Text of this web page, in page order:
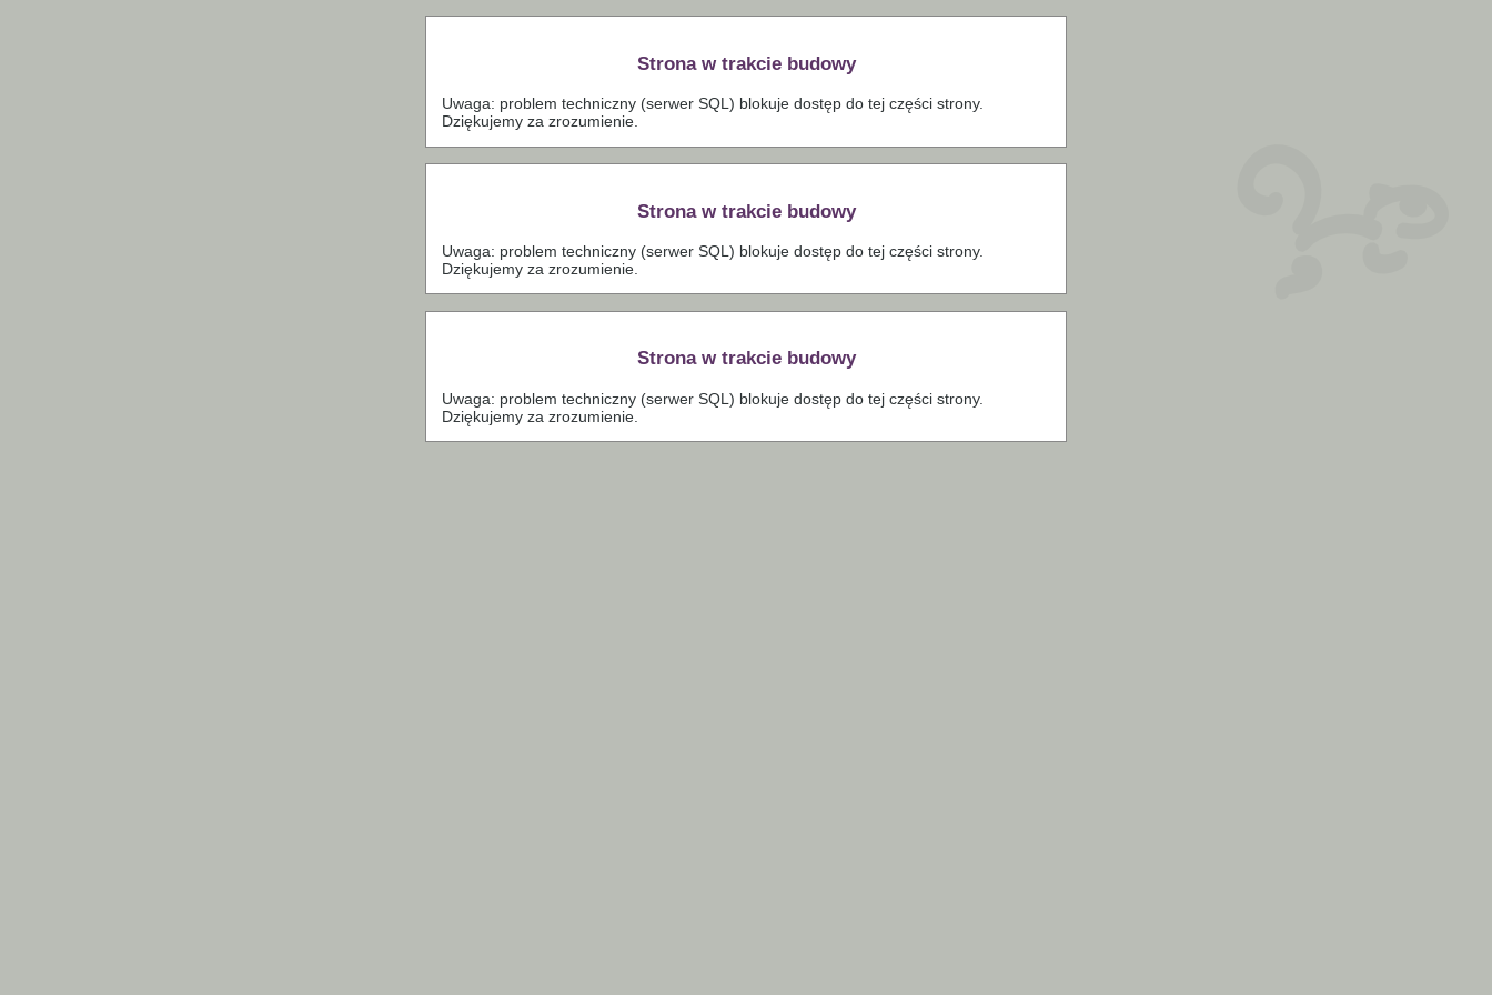
Strona w trakcie budowy
Uwaga: problem techniczny (serwer SQL) blokuje dostęp do tej części strony.
Dziękujemy za zrozumienie.
Strona w trakcie budowy
Uwaga: problem techniczny (serwer SQL) blokuje dostęp do tej części strony.
Dziękujemy za zrozumienie.
Strona w trakcie budowy
Uwaga: problem techniczny (serwer SQL) blokuje dostęp do tej części strony.
Dziękujemy za zrozumienie.